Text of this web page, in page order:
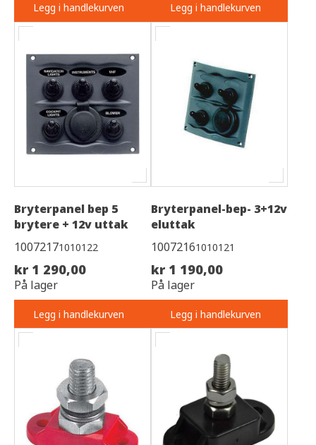
Legg i handlekurven Legg i handlekurven
Bryterpanel bep 5
brytere + 12v uttak
10072171010122
kr 1 290,00
På lager
Legg i handlekurven
Bryterpanel-bep- 3+12v
eluttak
10072161010121
kr 1 190,00
På lager
Legg i handlekurven